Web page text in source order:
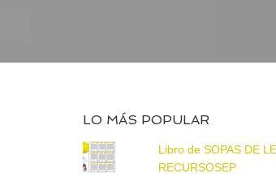
LO MÁS POPULAR
Libro de SOPAS DE
RECURSOSEP